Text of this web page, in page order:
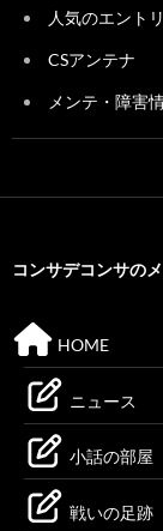
人気のエント
CSアンテナ
メンテ・障害
コンサデコンサの
HOME
ニュース
小話の部屋
戦いの足跡